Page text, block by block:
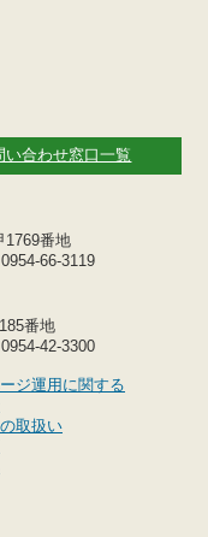
い合わせ窓口一覧
1769番地
66-3119
番地
42-3300
ジ運用に関する
取扱い